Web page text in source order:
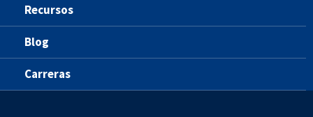
Recursos
Blog
Carreras